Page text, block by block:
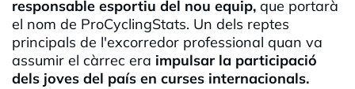
responsable esportiu del nou equip, que portarà
el nom de ProCyclingStats. Un dels reptes
principals de l'excorredor professional quan va
assumir el càrrec era impulsar la participació
dels joves del país en curses internacionals.